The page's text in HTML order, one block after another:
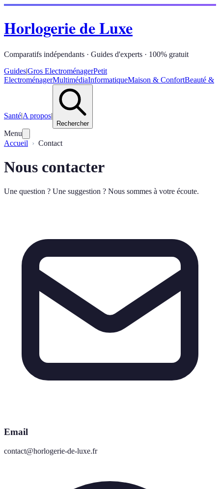
Horlogerie de Luxe
Comparatifs indépendants · Guides d'experts · 100% gratuit
Guides|Gros ElectroménagerPetit
ElectroménagerMultimédiaInformatiqueMaison & ConfortBeauté &
Santé|A propos|
Rechercher
Menu
Accueil
Contact
Nous contacter
Une question ? Une suggestion ? Nous sommes à votre écoute.
Email
contact@horlogerie-de-luxe.fr